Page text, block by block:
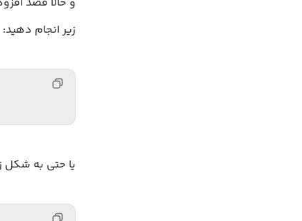
زیر انجام دهید:
یا حتی به شکل